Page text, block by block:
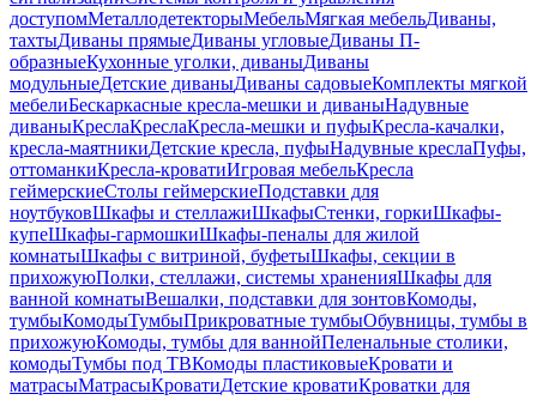
доступомМеталлодетекторыМебельМягкая мебельДиваны,
тахтыДиваны прямыеДиваны угловыеДиваны П-
образныеКухонные уголки, диваныДиваны
модульныеДетские диваныДиваны садовыеКомплекты мягкой
мебелиБескаркасные кресла-мешки и диваныНадувные
диваныКреслаКреслаКресла-мешки и пуфыКресла-качалки,
кресла-маятникиДетские кресла, пуфыНадувные креслаПуфы,
оттоманкиКресла-кроватиИгровая мебельКресла
геймерскиеСтолы геймерскиеПодставки для
ноутбуковШкафы и стеллажиШкафыСтенки, горкиШкафы-
купеШкафы-гармошкиШкафы-пеналы для жилой
комнатыШкафы с витриной, буфетыШкафы, секции в
прихожуюПолки, стеллажи, системы храненияШкафы для
ванной комнатыВешалки, подставки для зонтовКомоды,
тумбыКомодыТумбыПрикроватные тумбыОбувницы, тумбы в
прихожуюКомоды, тумбы для ваннойПеленальные столики,
комодыТумбы под ТВКомоды пластиковыеКровати и
матрасыМатрасыКроватиДетские кроватиКроватки для